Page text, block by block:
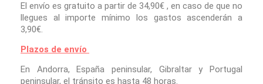
El envío es gratuito a partir de 34,90€ , en caso de que no
llegues al importe mínimo los gastos ascenderán a
3,90€.
Plazos de envío
En Andorra, España peninsular, Gibraltar y Portugal
peninsular, el tránsito es hasta 48 horas.